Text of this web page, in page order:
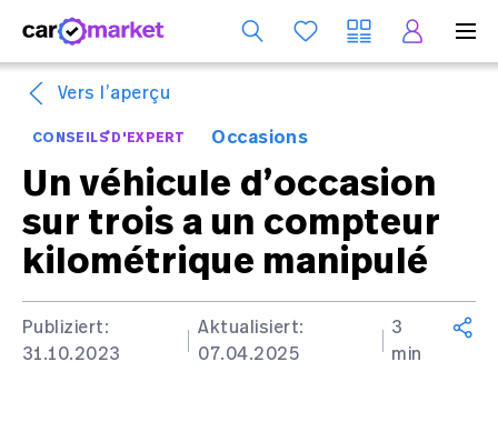
Vers l’aperçu
CONSEILS D'EXPERT Occasions
Un véhicule d’occasion
sur trois a un compteur
kilométrique manipulé
Publiziert:
31.10.2023
Aktualisiert:
07.04.2025
3
min